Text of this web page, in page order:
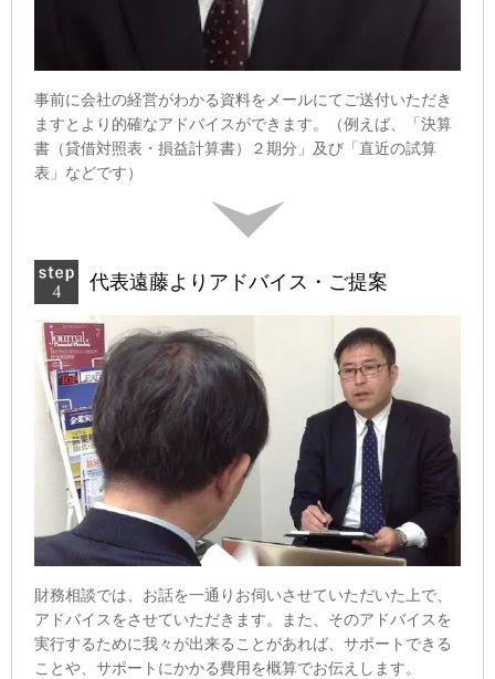
事前に会社の経営がわかる資料をメールにてご送付いただき
ますとより的確なアドバイスができます。（例えば、「決算
書（貸借対照表・損益計算書）２期分」及び「直近の試算
表」などです）
代表遠藤よりアドバイス・ご提案
財務相談では、お話を一通りお伺いさせていただいた上で、
アドバイスをさせていただきます。また、そのアドバイスを
実行するために我々が出来ることがあれば、サポートできる
ことや、サポートにかかる費用を概算でお伝えします。